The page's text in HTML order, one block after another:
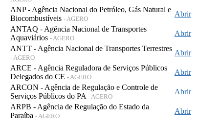
ANP - Agência Nacional do Petróleo, Gás Natural e
Biocombustíveis - AGERO
Abrir
ANTAQ - Agência Nacional de Transportes
Aquaviários - AGERO
Abrir
ANTT - Agência Nacional de Transportes Terrestres
- AGERO
Abrir
ARCE - Agência Reguladora de Serviços Públicos
Delegados do CE - AGERO
Abrir
ARCON - Agência de Regulação e Controle de
Serviços Públicos do PA - AGERO
Abrir
ARPB - Agência de Regulação do Estado da
Paraíba - AGERO
Abrir